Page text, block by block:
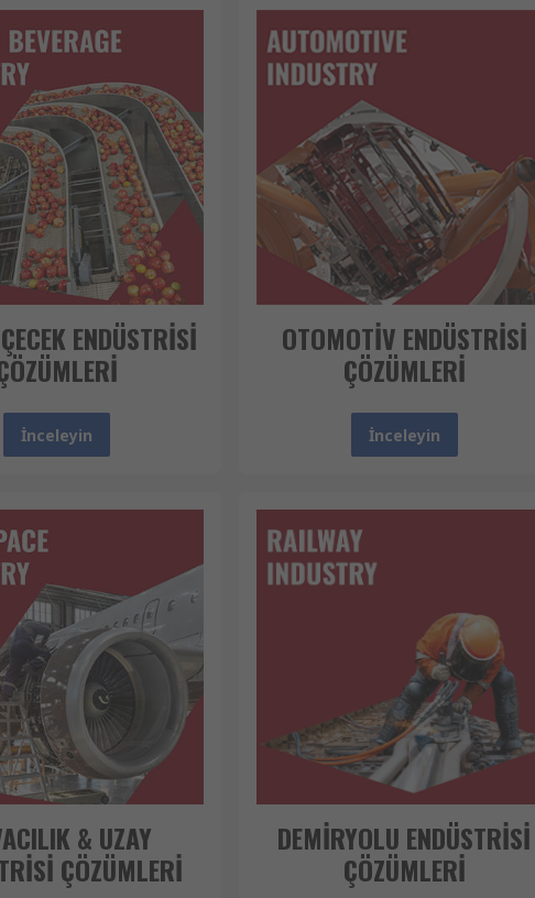
ENDÜSTRİSİ
İnceleyin
OTOMOTİV ENDÜSTRİSİ
ÇÖZÜMLERİ
İnceleyin
& UZAY
ÇÖZÜMLERİ
DEMİRYOLU ENDÜSTRİSİ
ÇÖZÜMLERİ